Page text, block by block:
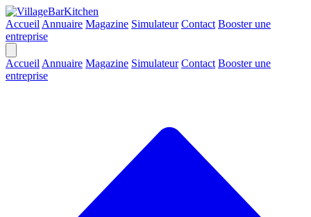
Accueil Annuaire Magazine Simulateur Contact Booster une
entreprise
Accueil Annuaire Magazine Simulateur Contact Booster une
entreprise